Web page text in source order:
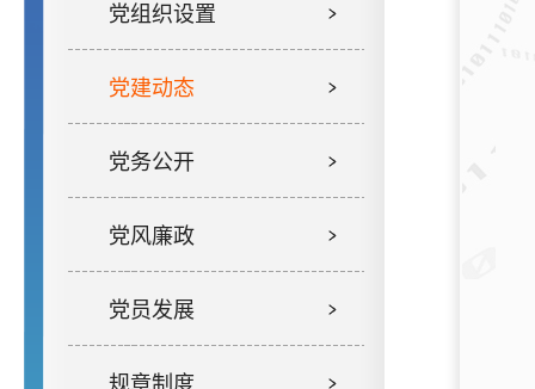
党组织设置
党建动态
党务公开
党风廉政
党员发展
规章制度